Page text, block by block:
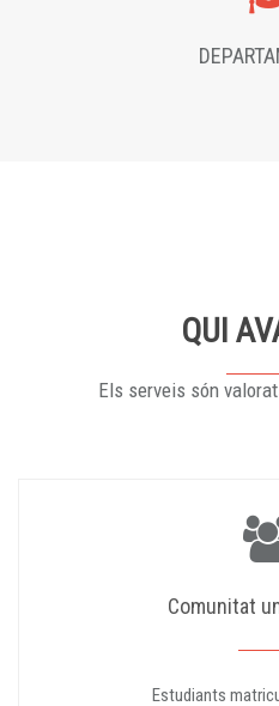
QUI
Els serveis són
Comunitat
Estudiants